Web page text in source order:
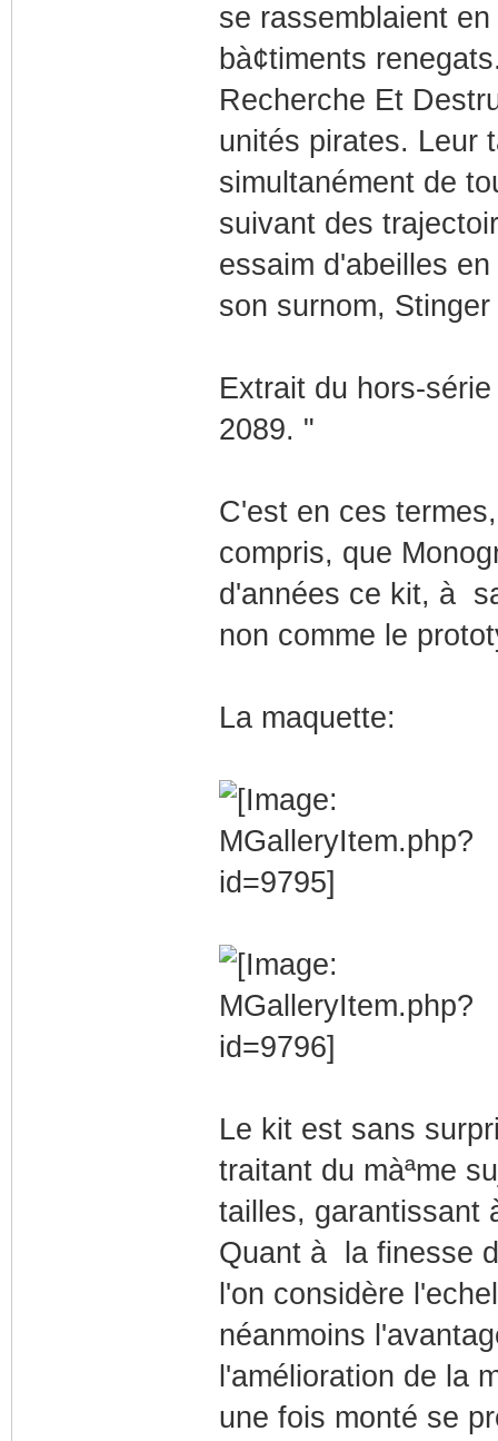
se rassemblaient
bà¢timents
Recherche Et
unités pirates. Leur
simultanément de
suivant des
essaim d'abeilles
son surnom,
Extrait du hors-
2089. "
C'est en ces
compris, que
d'années ce kit, à
non comme le
La maquette:
Le kit est sans
traitant du màªme
tailles, garantissant
Quant à la finesse
l'on considère
néanmoins
l'amélioration de la
une fois monté se